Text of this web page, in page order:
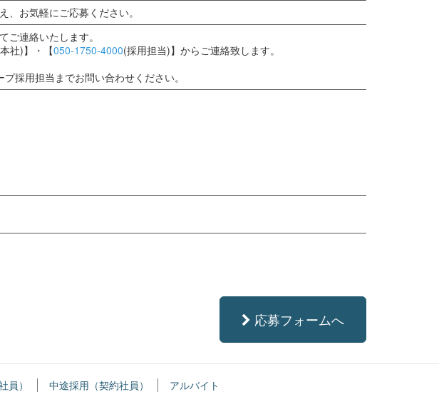
お気軽にご応募ください。
連絡いたします。
社)】・【050-1750-4000(採用担当)】からご連絡致します。
採用担当までお問い合わせください。
応募フォームへ
員） 中途採用（契約社員）
アルバイト